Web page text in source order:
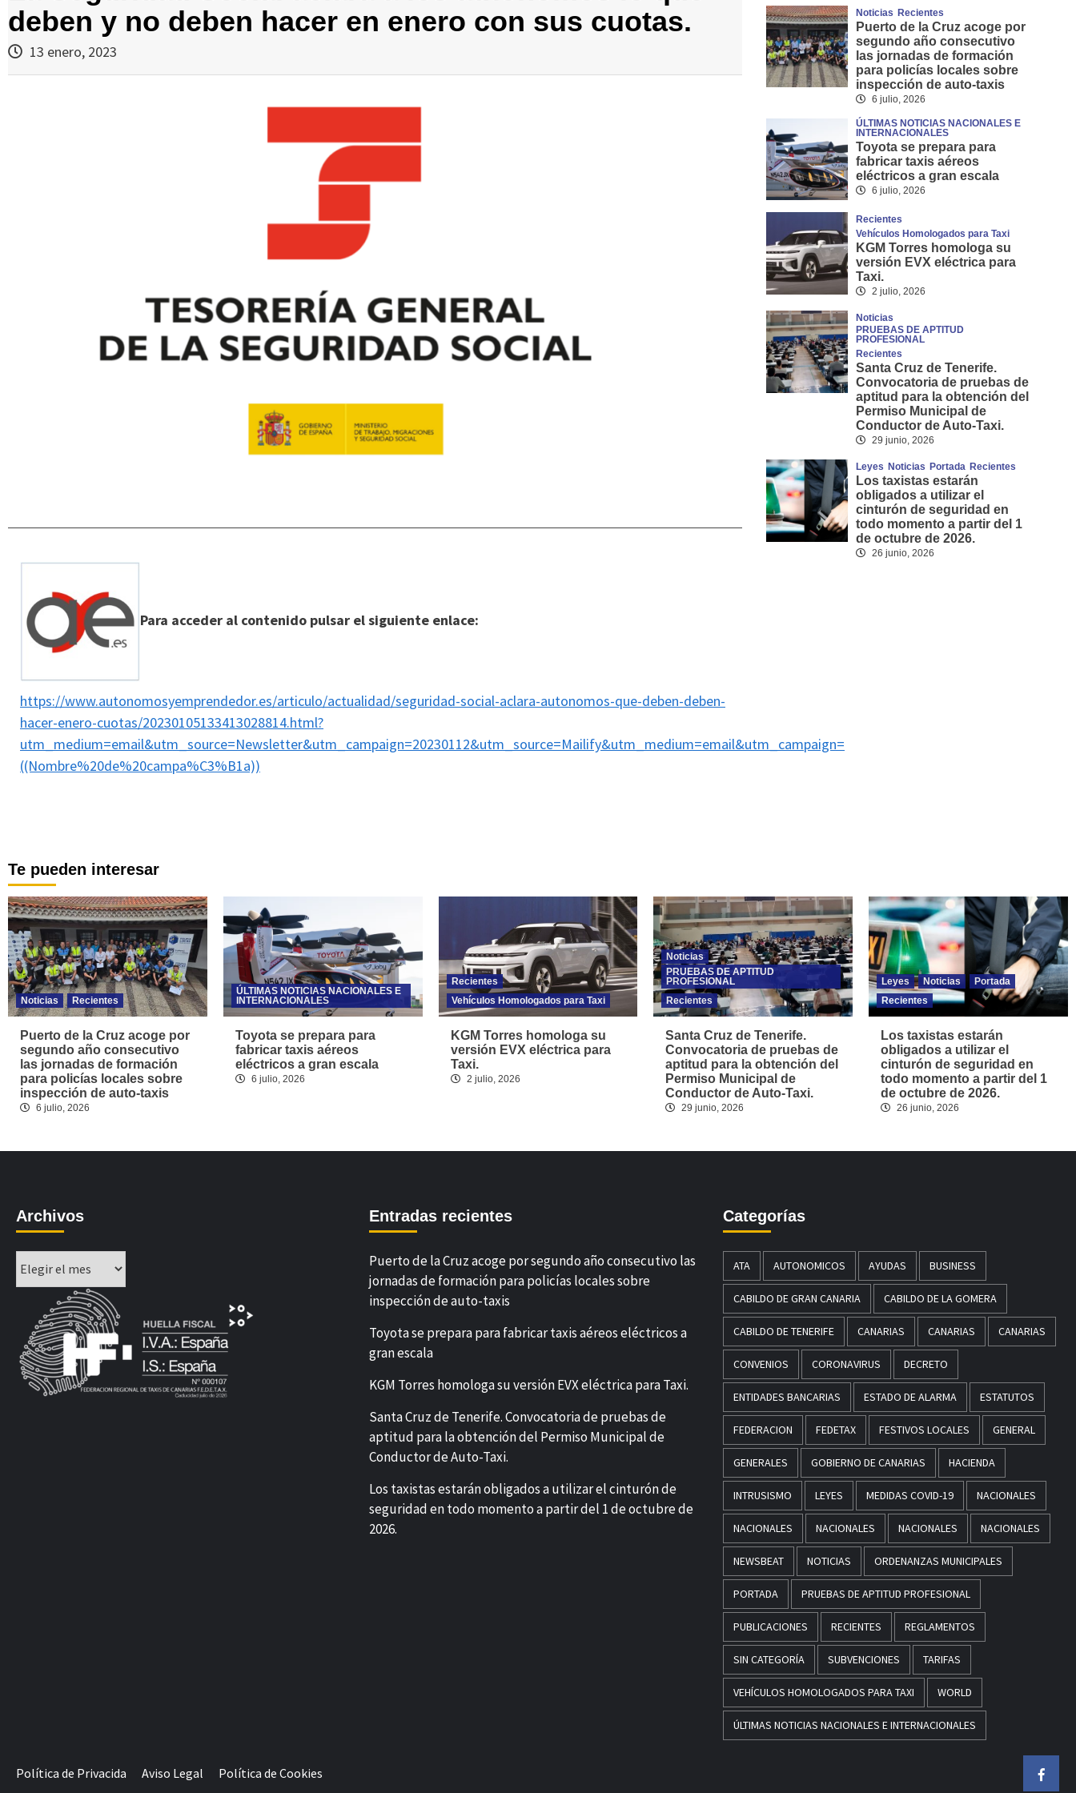
deben y no deben hacer en enero con sus cuotas.
13 enero, 2023
Para acceder al contenido pulsar el siguiente enlace:
https://www.autonomosyemprendedor.es/articulo/actualidad/seguridad-social-aclara-autonomos-que-deben-deben-
hacer-enero-cuotas/20230105133413028814.html?
utm_medium=email&utm_source=Newsletter&utm_campaign=20230112&utm_source=Mailify&utm_medium=email&utm_campaign=
((Nombre%20de%20campa%C3%B1a))
Noticias Recientes
Puerto de la Cruz acoge por
segundo año consecutivo
las jornadas de formación
para policías locales sobre
inspección de auto-taxis
6 julio, 2026
ÚLTIMAS NOTICIAS NACIONALES E
INTERNACIONALES
Toyota se prepara para
fabricar taxis aéreos
eléctricos a gran escala
6 julio, 2026
Recientes
Vehículos Homologados para Taxi
KGM Torres homologa su
versión EVX eléctrica para
Taxi.
2 julio, 2026
Noticias
PRUEBAS DE APTITUD
PROFESIONAL
Recientes
Santa Cruz de Tenerife.
Convocatoria de pruebas de
aptitud para la obtención del
Permiso Municipal de
Conductor de Auto-Taxi.
29 junio, 2026
Leyes Noticias Portada Recientes
Los taxistas estarán
obligados a utilizar el
cinturón de seguridad en
todo momento a partir del 1
de octubre de 2026.
26 junio, 2026
Te pueden interesar
Noticias Recientes
Puerto de la Cruz acoge por
segundo año consecutivo
las jornadas de formación
para policías locales sobre
inspección de auto-taxis
6 julio, 2026
ÚLTIMAS NOTICIAS NACIONALES E
INTERNACIONALES
Toyota se prepara para
fabricar taxis aéreos
eléctricos a gran escala
6 julio, 2026
Recientes
Vehículos Homologados para Taxi
KGM Torres homologa su
versión EVX eléctrica para
Taxi.
2 julio, 2026
Noticias
PRUEBAS DE APTITUD
PROFESIONAL
Recientes
Santa Cruz de Tenerife.
Convocatoria de pruebas de
aptitud para la obtención del
Permiso Municipal de
Conductor de Auto-Taxi.
29 junio, 2026
Leyes Noticias
Portada
Recientes
Los taxistas estarán
obligados a utilizar el
cinturón de seguridad en
todo momento a partir del 1
de octubre de 2026.
26 junio, 2026
Archivos Entradas recientes
Puerto de la Cruz acoge por segundo año consecutivo las
jornadas de formación para policías locales sobre
inspección de auto-taxis
Toyota se prepara para fabricar taxis aéreos eléctricos a
gran escala
KGM Torres homologa su versión EVX eléctrica para Taxi.
Santa Cruz de Tenerife. Convocatoria de pruebas de
aptitud para la obtención del Permiso Municipal de
Conductor de Auto-Taxi.
Los taxistas estarán obligados a utilizar el cinturón de
seguridad en todo momento a partir del 1 de octubre de
2026.
Categorías
ATA AUTONOMICOS AYUDAS BUSINESS
CABILDO DE GRAN CANARIA CABILDO DE LA GOMERA
CABILDO DE TENERIFE CANARIAS CANARIAS CANARIAS
CONVENIOS CORONAVIRUS DECRETO
ENTIDADES BANCARIAS ESTADO DE ALARMA ESTATUTOS
FEDERACION FEDETAX FESTIVOS LOCALES GENERAL
GENERALES GOBIERNO DE CANARIAS HACIENDA
INTRUSISMO LEYES MEDIDAS COVID-19 NACIONALES
NACIONALES NACIONALES NACIONALES NACIONALES
NEWSBEAT NOTICIAS ORDENANZAS MUNICIPALES
PORTADA PRUEBAS DE APTITUD PROFESIONAL
PUBLICACIONES RECIENTES REGLAMENTOS
SIN CATEGORÍA SUBVENCIONES TARIFAS
VEHÍCULOS HOMOLOGADOS PARA TAXI WORLD
ÚLTIMAS NOTICIAS NACIONALES E INTERNACIONALES
Política de Privacida Aviso Legal Política de Cookies